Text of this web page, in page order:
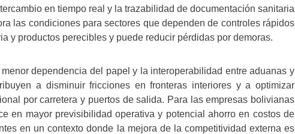
en tiempo real y la trazabilidad de documentación sanitaria
las condiciones para sectores que dependen de controles rápidos
y productos perecibles y puede reducir pérdidas por demoras.
dependencia del papel y la interoperabilidad entre aduanas y
a disminuir fricciones en fronteras interiores y a optimizar
por carretera y puertos de salida. Para las empresas bolivianas
en mayor previsibilidad operativa y potencial ahorro en costos de
en un contexto donde la mejora de la competitividad externa es